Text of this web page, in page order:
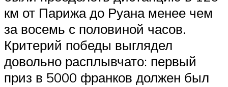
км от Парижа до Руана менее чем
за восемь с половиной часов.
Критерий победы выглядел
довольно расплывчато: первый
приз в 5000 франков должен был